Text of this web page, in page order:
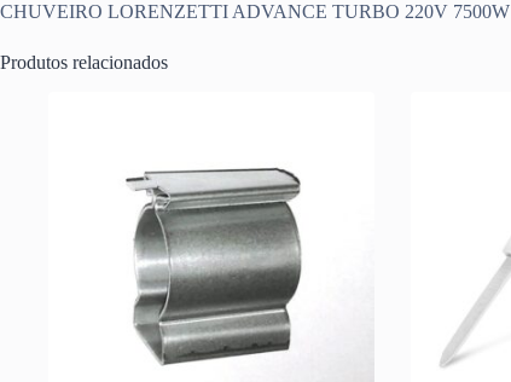
CHUVEIRO LORENZETTI ADVANCE TURBO 220V 7500W
Produtos relacionados